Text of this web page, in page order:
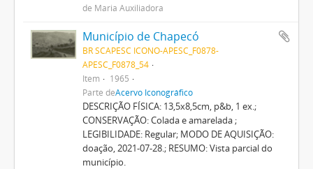
de Maria Auxiliadora
Município de Chapecó
BR SCAPESC ICONO-APESC_F0878-
APESC_F0878_54
Item
1965
Parte deAcervo Iconográfico
DESCRIÇÃO FÍSICA: 13,5x8,5cm, p&b, 1 ex.;
CONSERVAÇÃO: Colada e amarelada ;
LEGIBILIDADE: Regular; MODO DE AQUISIÇÃO:
doação, 2021-07-28.; RESUMO: Vista parcial do
município.